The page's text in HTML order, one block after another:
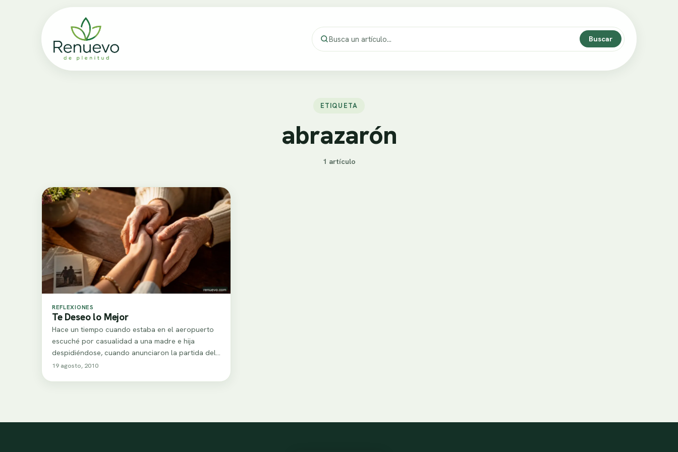
Buscar
ETIQUETA
abrazarón
1 artículo
REFLEXIONES
Te Deseo lo Mejor
Hace un tiempo cuando estaba en el aeropuerto
escuché por casualidad a una madre e hija
despidiéndose, cuando anunciaron la partida del…
19 agosto, 2010